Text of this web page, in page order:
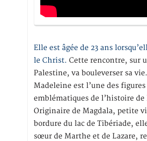
Elle est âgée de 23 ans
le Christ. Cette rencontre, sur
Palestine, va bouleverser sa
Madeleine est l’une des
emblématiques de l’histoire de
Originaire de Magdala, petite
bordure du lac de Tibériade,
sœur de Marthe et de Lazare,